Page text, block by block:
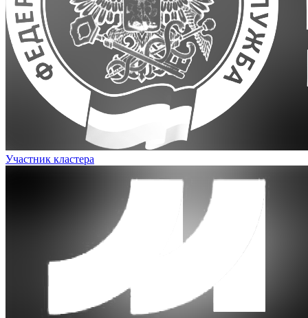
Участник кластера